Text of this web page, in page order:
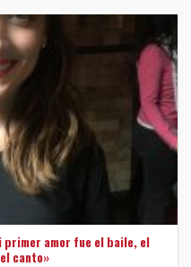
primer amor fue el baile, el
canto»